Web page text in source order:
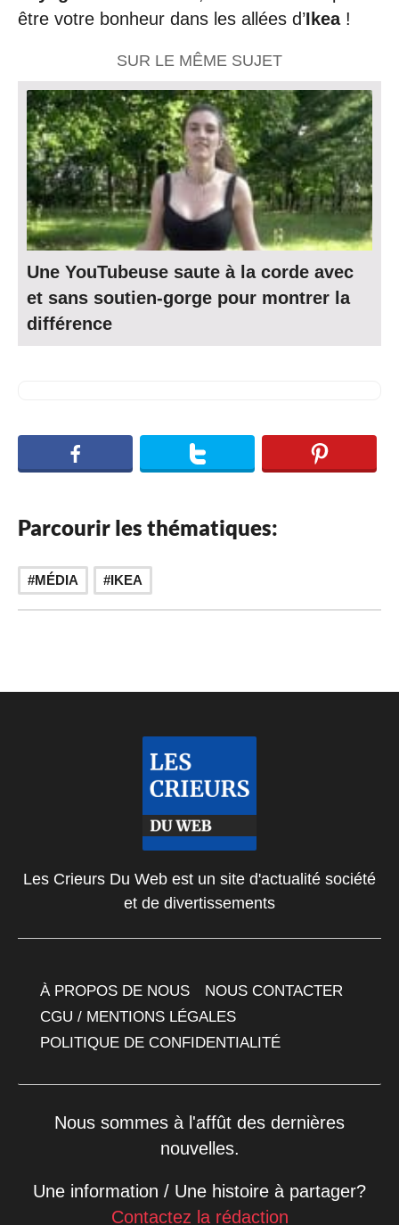
être votre bonheur dans les allées d’Ikea!
SUR LE MÊME SUJET
Une YouTubeuse saute à la corde avec
et sans soutien-gorge pour montrer la
différence
Parcourir les thématiques:
MÉDIA IKEA
Les Crieurs Du Web est un site d'actualité société
et de divertissements
À PROPOS DE NOUS
NOUS CONTACTER
CGU / MENTIONS LÉGALES
POLITIQUE DE CONFIDENTIALITÉ
Nous sommes à l'affût des dernières
nouvelles.
Une information / Une histoire à partager?
Contactez la rédaction